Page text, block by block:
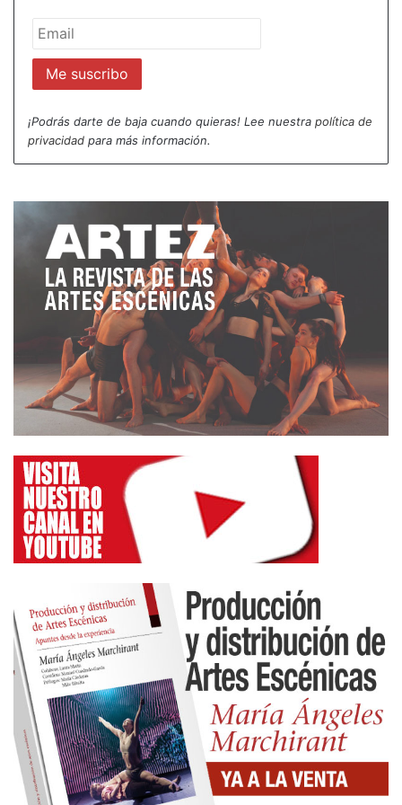
¡Podrás darte de baja cuando quieras! Lee nuestra política de
privacidad para más información.